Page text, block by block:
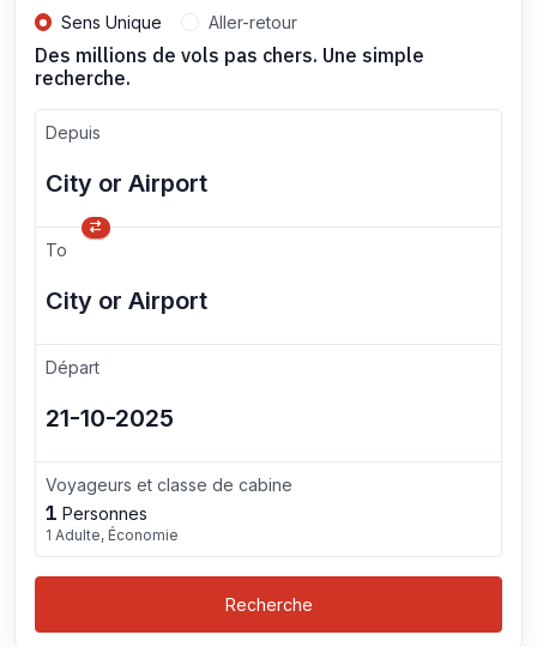
Sens Unique Aller-retour
Des millions de vols pas chers. Une simple
recherche.
Depuis
To
Départ
Voyageurs et classe de cabine
1 Personnes
1 Adulte, Économie
Recherche